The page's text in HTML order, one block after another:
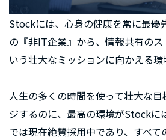
Stockには、心身の健康を常に最優
の『非IT企業』から、情報共有の
いう壮大なミッションに向かえる環
人生の多くの時間を使って壮大な
ジするのに、最高の環境がStockに
では現在絶賛採用中であり、すべ